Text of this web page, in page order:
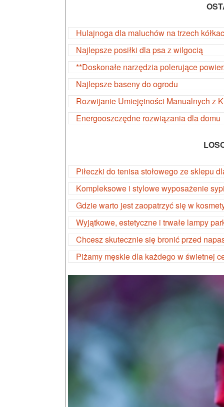
Hulajnoga dla maluchów na trzech
Najlepsze posiłki dla psa z wilgocią
**Doskonałe narzędzia polerujące
Najlepsze baseny do ogrodu
Rozwijanie Umiejętności Manualnych z
Energooszczędne rozwiązania dla domu
Piłeczki do tenisa stołowego ze sklepu
Kompleksowe i stylowe wyposażenie
Gdzie warto jest zaopatrzyć się w
Wyjątkowe, estetyczne i trwałe lampy
Chcesz skutecznie się bronić przed
Piżamy męskie dla każdego w świetnej